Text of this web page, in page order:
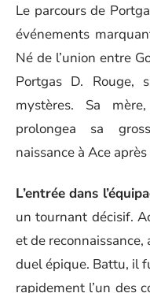
Le parcours de
événements
Né de l’union entre
Portgas D. Rouge,
mystères. Sa
prolongea sa
naissance à Ace
L’entrée dans
un tournant décisif.
et de
duel épique. Battu, il
rapidement l’un des